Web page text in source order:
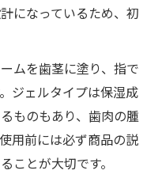
になっているため、初
ムを歯茎に塗り、指で
ジェルタイプは保湿成
ものもあり、歯肉の腫
用前には必ず商品の説
ことが大切です。